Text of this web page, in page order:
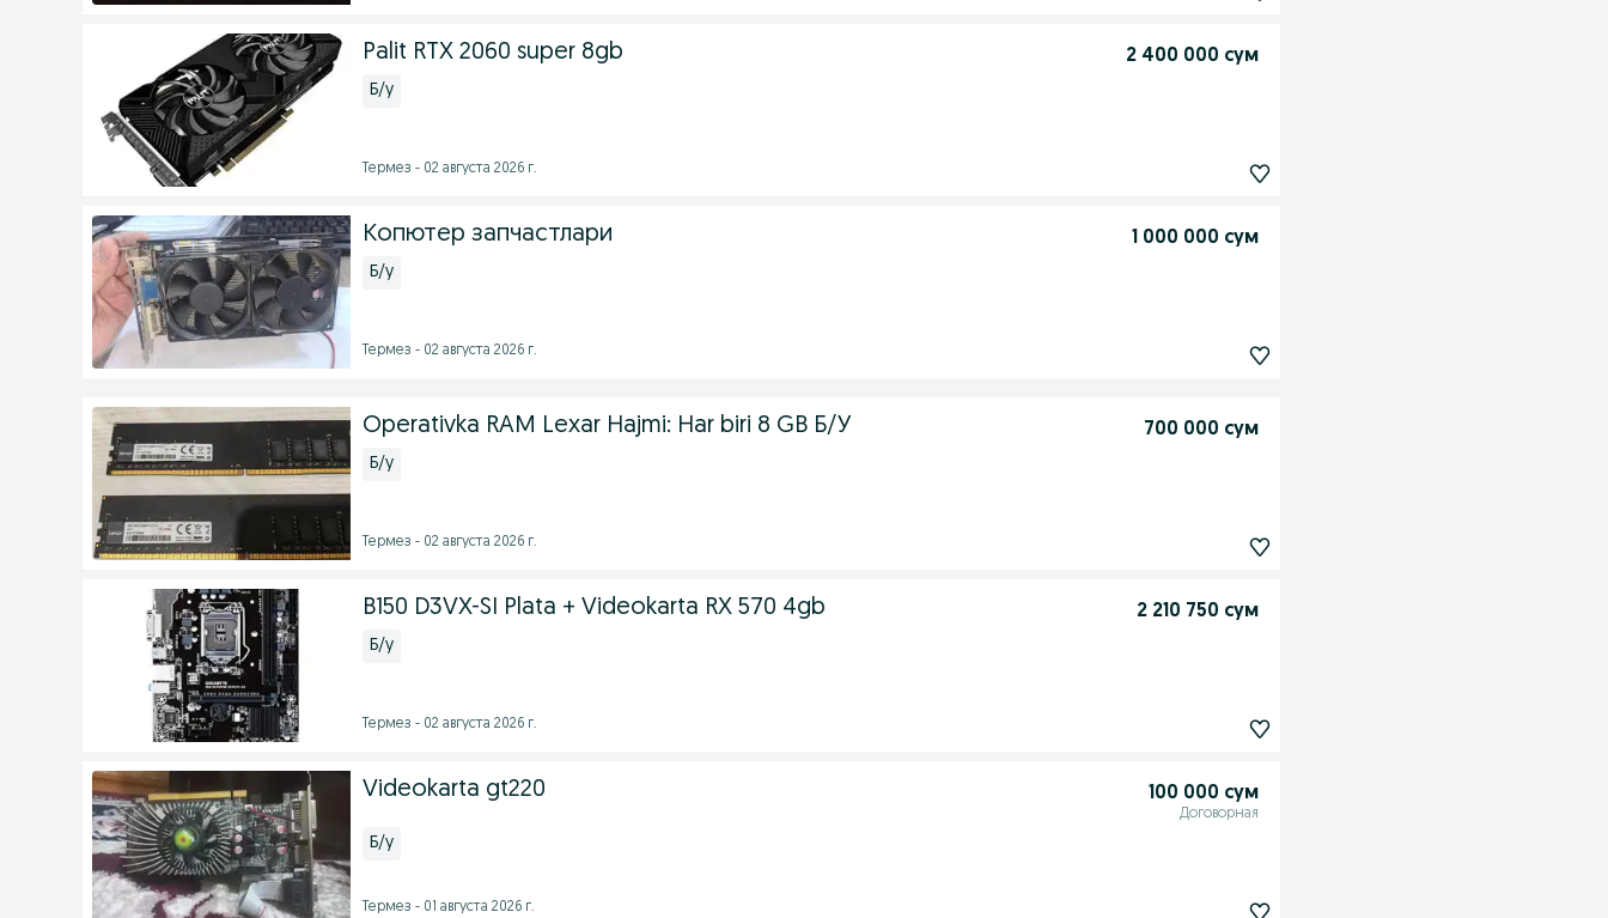
Palit RTX 2060 super 8gb 2 400 000 сум
Б/у
Термез - 02 августа 2026 г.
Копютер запчастлари 1 000 000 сум
Б/у
Термез - 02 августа 2026 г.
Operativka RAM Lexar Hajmi: Har biri 8 GB Б/У 700 000 сум
Б/у
Термез - 02 августа 2026 г.
B150 D3VX-SI Plata + Videokarta RX 570 4gb 2 210 750 сум
Б/у
Термез - 02 августа 2026 г.
Videokarta gt220 100 000 сум
Договорная
Б/у
Термез - 01 августа 2026 г.